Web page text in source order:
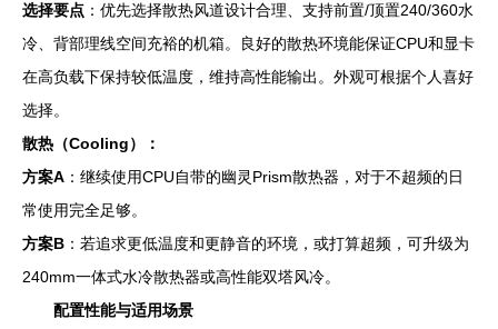
选择要点 ：优先选择散热风道设计合理、支持前置/顶置240/360水
冷、背部理线空间充裕的机箱。良好的散热环境能保证CPU和显卡
在高负载下保持较低温度，维持高性能输出。外观可根据个人喜好
选择。
散热（Cooling）：
方案A ：继续使用CPU自带的幽灵Prism散热器，对于不超频的日
常使用完全足够。
方案B ：若追求更低温度和更静音的环境，或打算超频，可升级为
240mm一体式水冷散热器或高性能双塔风冷。
配置性能与适用场景